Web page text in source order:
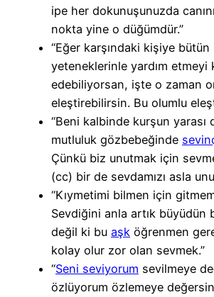
ipe her dokunuşunuzda
nokta yine o düğümdür.”
“Eğer karşındaki kişiye
yeteneklerinle yardım etmeyi
edebiliyorsan, işte o zaman
eleştirebilirsin. Bu olumlu
“Beni kalbinde kurşun yarası
mutluluk gözbebeğinde
Çünkü biz unutmak için
(cc) bir de sevdamızı asla
“Kıymetimi bilmen için
Sevdiğini anla artık büyüdün
değil ki bu aşk öğrenmen
kolay olur zor olan sevmek.”
“Seni seviyorum sevilmeye
özlüyorum özlemeye